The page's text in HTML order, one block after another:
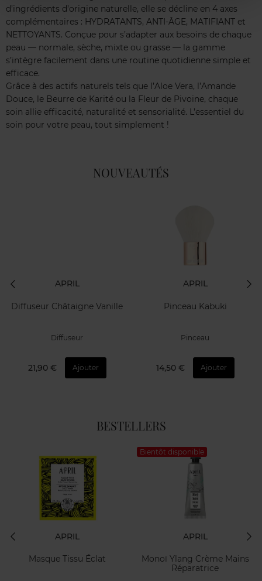
d’ingrédients d’origine naturelle, elle se décline en 4 axes
complémentaires : HYDRATANTS, ANTI-ÂGE, MATIFIANT et
NETTOYANTS. Conçue pour s’adapter aux besoins de chaque
peau — normale, sèche, mixte ou grasse — la gamme
s’intègre facilement dans une routine quotidienne simple et
efficace.
Grâce à des actifs naturels tels que l’Aloe Vera, l’Amande
Douce, le Beurre de Karité ou la Fleur de Pivoine, chaque
soin allie efficacité, naturalité et sensorialité. L’essentiel du
soin pour votre peau, tout simplement !
NOUVEAUTÉS
APRIL
Diffuseur Châtaigne Vanille
Diffuseur
21,90 € Ajouter
APRIL
Pinceau Kabuki
Pinceau
14,50 € Ajouter
BESTELLERS
APRIL
Masque Tissu Éclat
Bientôt disponible
APRIL
Monoï Ylang Crème Mains
Réparatrice